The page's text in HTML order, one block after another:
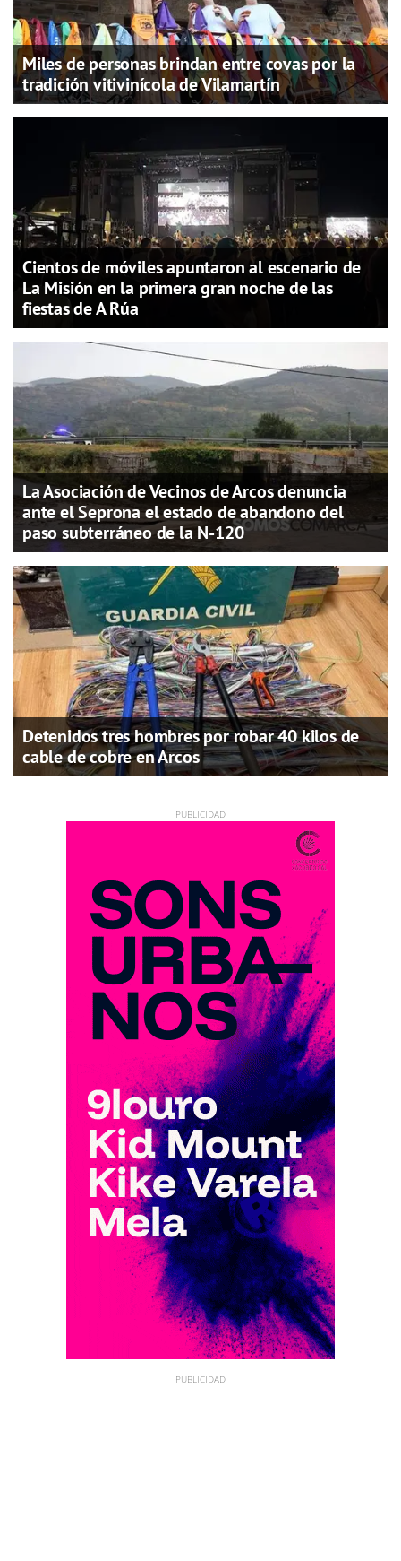
Miles de personas brindan entre covas por la
tradición vitivinícola de Vilamartín
Cientos de móviles apuntaron al escenario de
La Misión en la primera gran noche de las
fiestas de A Rúa
La Asociación de Vecinos de Arcos denuncia
ante el Seprona el estado de abandono del
paso subterráneo de la N-120
Detenidos tres hombres por robar 40 kilos de
cable de cobre en Arcos